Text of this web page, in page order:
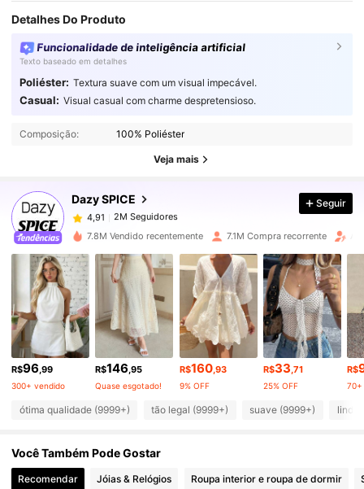
Detalhes Do Produto
Funcionalidade de inteligência artificial
Texto baseado em detalhes
Poliéster: Textura suave com um visual impecável.
Casual: Visual casual com charme despretensioso.
Composição: 100% Poliéster
Veja mais
Dazy SPICE
4,91 2M Seguidores
2M Seguidores
4,91
2M Seguidores
t***b pago12 horas atrás
4,91 2M Seguidores
4,91 2M Seguidores
4,91 2M Seguidores
4,91 2M Seguidores
4,91 2M Seguidores
Seguir
7.8M Vendido recentemente 7.1M Compra recorrente
R$96,99
300+ vendido
R$146,95
Quase esgotado!
R$160,93
9% OFF
R$33,71
25% OFF
R$
70+
ótima qualidade (9999+) tão legal (9999+) suave (9999+) linda
Você Também Pode Gostar
Recomendar Jóias & Relógios Roupa interior e roupa de dormir